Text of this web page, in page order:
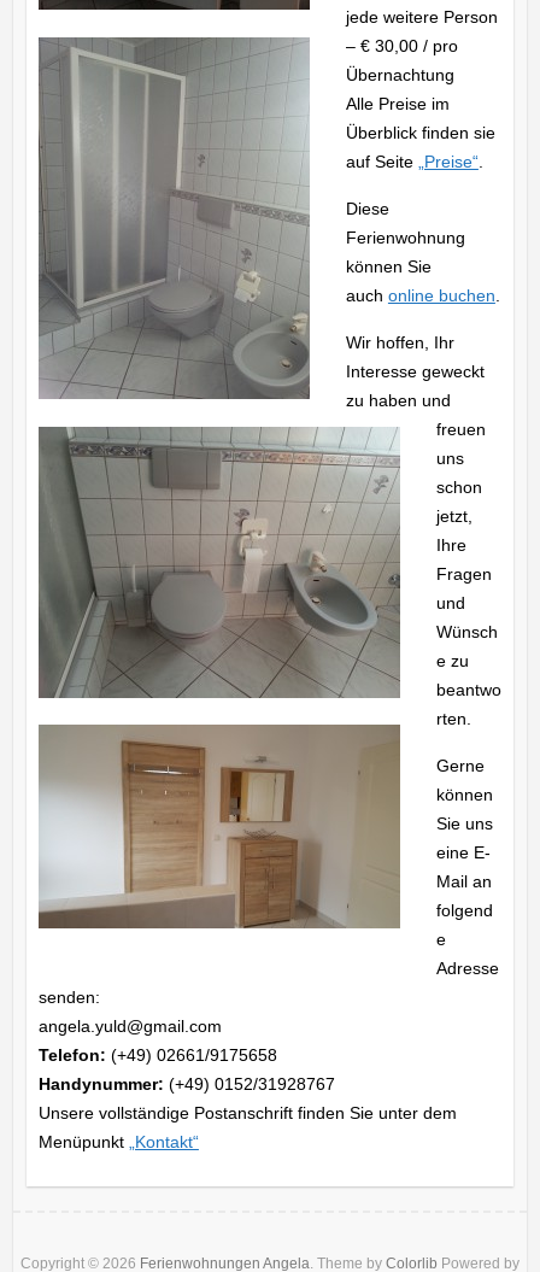
jede weitere Person
– € 30,00 / pro
Übernachtung
Alle Preise im
Überblick finden sie
auf Seite
„Preise“.
Diese
Ferienwohnung
können Sie
auch online buchen
Wir hoffen, Ihr
Interesse geweckt
zu haben und
freuen
uns
schon
jetzt,
Ihre
Fragen
und
Wünsch
e zu
beantwo
rten.
Gerne
können
Sie uns
eine E-
Mail an
folgend
e
Adresse
senden:
angela.yuld@gmail.com
Telefon: (+49) 02661/9175658
Handynummer: (+49) 0152/31928767
Unsere vollständige Postanschrift finden Sie unter dem
Menüpunkt
„Kontakt“
Copyright © 2026 Ferienwohnungen Angela. Theme by Colorlib Powered by